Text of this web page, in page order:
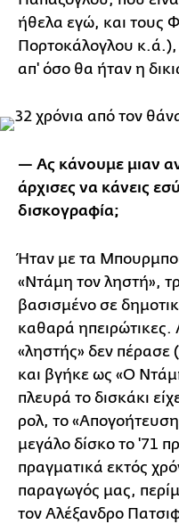
ήθελα εγώ, και τους
Πορτοκάλογλου κ.ά.),
απ' όσο θα ήταν η
— Ας κάνουμε μιαν
άρχισες να κάνεις
δισκογραφία;
Ήταν με τα
«Ντάμη τον ληστή»,
βασισμένο σε
καθαρά ηπειρώτικες.
«ληστής» δεν πέρασε
και βγήκε ως «Ο
πλευρά το δισκάκι
ρολ, το
μεγάλο δίσκο το '71
πραγματικά εκτός
παραγωγός μας,
τον Αλέξανδρο